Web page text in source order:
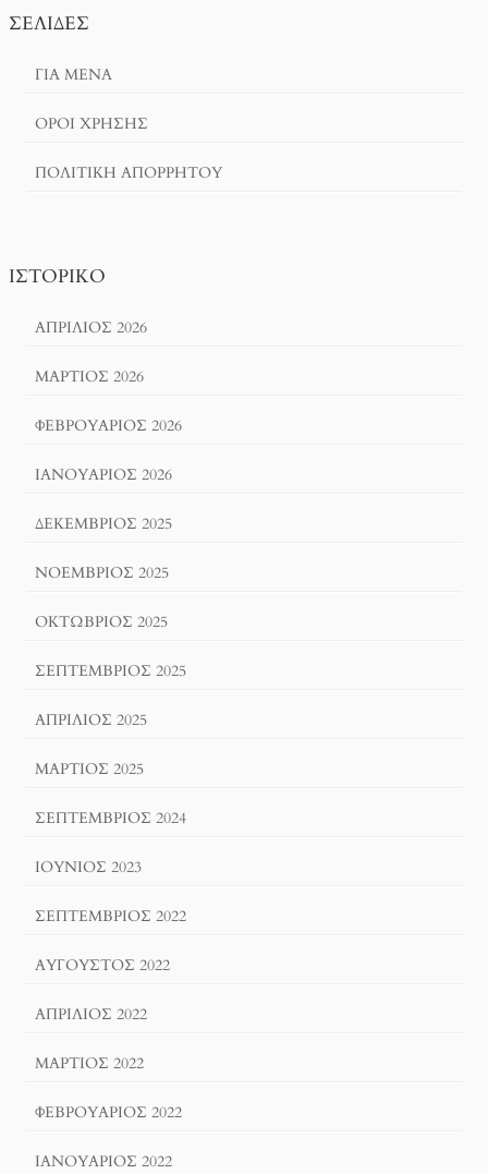
ΣΕΛΊΔΕΣ
ΓΙΑ ΜΕΝΑ
ΌΡΟΙ ΧΡΗΣΗΣ
ΠΟΛΙΤΙΚΉ ΑΠΟΡΡΉΤΟΥ
ΙΣΤΟΡΙΚΌ
ΑΠΡΊΛΙΟΣ 2026
ΜΆΡΤΙΟΣ 2026
ΦΕΒΡΟΥΆΡΙΟΣ 2026
ΙΑΝΟΥΆΡΙΟΣ 2026
ΔΕΚΈΜΒΡΙΟΣ 2025
ΝΟΈΜΒΡΙΟΣ 2025
ΟΚΤΏΒΡΙΟΣ 2025
ΣΕΠΤΈΜΒΡΙΟΣ 2025
ΑΠΡΊΛΙΟΣ 2025
ΜΆΡΤΙΟΣ 2025
ΣΕΠΤΈΜΒΡΙΟΣ 2024
ΙΟΎΝΙΟΣ 2023
ΣΕΠΤΈΜΒΡΙΟΣ 2022
ΑΎΓΟΥΣΤΟΣ 2022
ΑΠΡΊΛΙΟΣ 2022
ΜΆΡΤΙΟΣ 2022
ΦΕΒΡΟΥΆΡΙΟΣ 2022
ΙΑΝΟΥΆΡΙΟΣ 2022